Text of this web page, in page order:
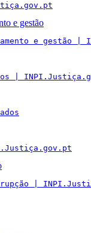
e gestão
e gestão
|
|